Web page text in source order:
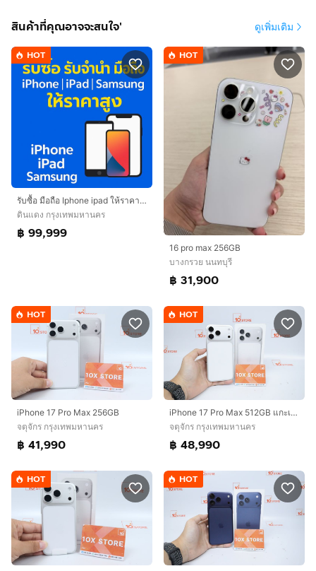
สินค้าที่คุณอาจจะสนใจ' ดูเพิ่มเติม
HOT
รับซื้อ มือถือ Iphone ipad ให้ราคาสูง
ดินแดง กรุงเทพมหานคร
฿ 99,999
HOT
16 pro max 256GB
บางกรวย นนทบุรี
฿ 31,900
HOT
iPhone 17 Pro Max 256GB
จตุจักร กรุงเทพมหานคร
฿ 41,990
HOT
iPhone 17 Pro Max 512GB แกะเช็ค
จตุจักร กรุงเทพมหานคร
฿ 48,990
HOT HOT